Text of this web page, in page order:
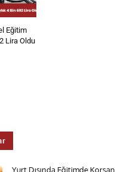
Eğitim
Lira Oldu
Yurt Dışında Eğitimde Korsan